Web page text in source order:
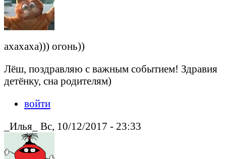
ахахаха))) огонь))
Лёш, поздравляю с важным событием! Здравия
детёнку, сна родителям)
войти
_Илья_ Вс, 10/12/2017 - 23:33